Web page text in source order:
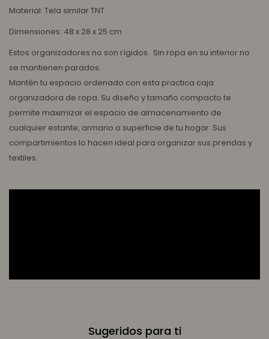
Material: Tela similar TNT
Dimensiones: 48 x 28 x 25 cm
Estos organizadores no son rígidos. Sin ropa en su interior no
se mantienen parados.
Mantén tu espacio ordenado con esta practica caja
organizadora de ropa. Su diseño y tamaño compacto te
permite maximizar el espacio de almacenamiento de
cualquier estante, armario o superficie de tu hogar. Sus
compartimientos lo hacen ideal para organizar sus prendas y
textiles.
Sugeridos para ti